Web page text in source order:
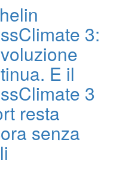
3:
E il
3
resta
senza